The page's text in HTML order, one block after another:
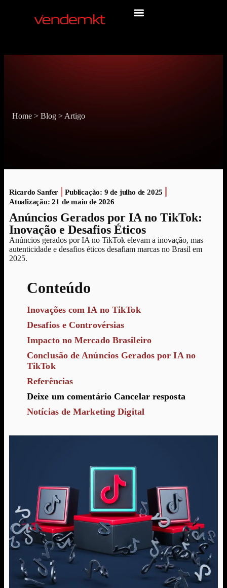
Home > Blog > Artigo
Ricardo Sanfer Publicação: 9 de julho de 2025
Atualização: 21 de maio de 2026
Anúncios Gerados por IA no TikTok:
Inovação e Desafios Éticos
Anúncios gerados por IA no TikTok elevam a inovação, mas
autenticidade e desafios éticos desafiam marcas no Brasil em
2025.
Conteúdo
Inovações com IA no TikTok
Desafios e Controvérsias
Impacto no Mercado Brasileiro
Conclusão de Anúncios Gerados por IA no
TikTok
Referências
Deixe um comentário Cancelar resposta
Notícias de Marketing Digital